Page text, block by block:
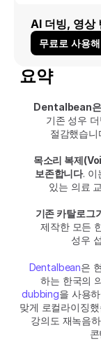
AI 더빙, 영상
무료로 사용
요약
Dentalbean은
기존 성우
절감했습
목소리 복제
보존합니다. 이
있는 의료
기존 카탈로그
제작한 모든
성우
Dentalbean은
하는 한국의
dubbing을 사용
맞게 로컬라이징
강의도 재녹음